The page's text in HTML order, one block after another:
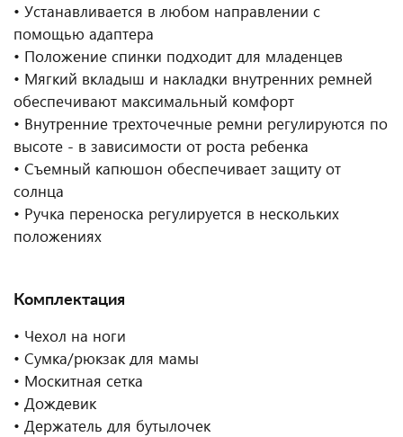
• Устанавливается в любом направлении с
помощью адаптера
• Положение спинки подходит для младенцев
• Мягкий вкладыш и накладки внутренних ремней
обеспечивают максимальный комфорт
• Внутренние трехточечные ремни регулируются по
высоте - в зависимости от роста ребенка
• Съемный капюшон обеспечивает защиту от
солнца
• Ручка переноска регулируется в нескольких
положениях
Комплектация
• Чехол на ноги
• Сумка/рюкзак для мамы
• Москитная сетка
• Дождевик
• Держатель для бутылочек